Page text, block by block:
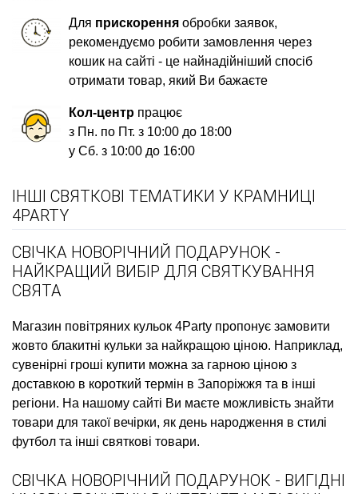
Для прискорення обробки заявок,
рекомендуємо робити замовлення через
кошик на сайті - це найнадійніший спосіб
отримати товар, який Ви бажаєте
Кол-центр працює
з Пн. по Пт. з 10:00 до 18:00
у Сб. з 10:00 до 16:00
ІНШІ СВЯТКОВІ ТЕМАТИКИ У КРАМНИЦІ
4PARTY
СВІЧКА НОВОРІЧНИЙ ПОДАРУНОК -
НАЙКРАЩИЙ ВИБІР ДЛЯ СВЯТКУВАННЯ
СВЯТА
Магазин повітряних кульок 4Party пропонує замовити
жовто блакитні кульки за найкращою ціною. Наприклад,
сувенірні гроші купити можна за гарною ціною з
доставкою в короткий термін в Запоріжжя та в інші
регіони. На нашому сайті Ви маєте можливість знайти
товари для такої вечірки, як день народження в стилі
футбол та інші святкові товари.
СВІЧКА НОВОРІЧНИЙ ПОДАРУНОК - ВИГІДНІ